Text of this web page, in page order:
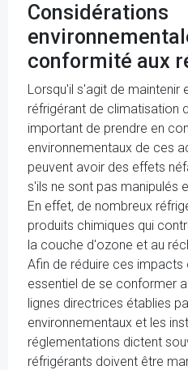
Considérations
conformité aux
Lorsqu'il s'agit de maintenir
réfrigérant de climatisation
important de prendre en
environnementaux de ces
peuvent avoir des effets
s'ils ne sont pas manipulés
En effet, de nombreux
produits chimiques qui
la couche d'ozone et au
Afin de réduire ces impacts
essentiel de se conformer
lignes directrices établies
environnementaux et les
réglementations dictent
réfrigérants doivent être